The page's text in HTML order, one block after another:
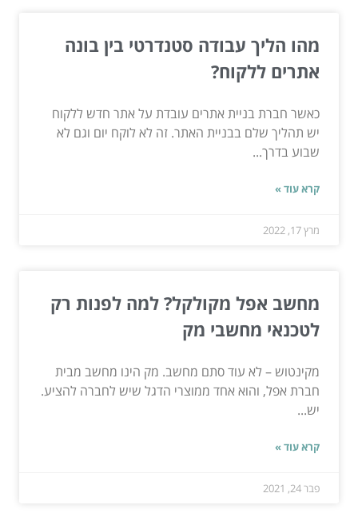
מהו הליך עבודה סטנדרטי בין בונה
אתרים ללקוח?
כאשר חברת בניית אתרים עובדת על אתר חדש ללקוח
יש תהליך שלם בבניית האתר. זה לא לוקח יום וגם לא
שבוע בדרך...
קרא עוד »
מרץ 17, 2022
מחשב אפל מקולקל? למה לפנות רק
לטכנאי מחשבי מק
מקינטוש – לא עוד סתם מחשב. מק הינו מחשב מבית
חברת אפל, והוא אחד ממוצרי הדגל שיש לחברה להציע.
יש...
קרא עוד »
פבר 24, 2021